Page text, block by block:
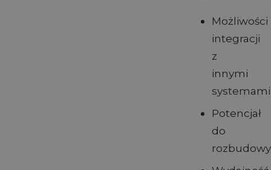
Możliwości
integracji
z
innymi
systemami
Potencjał
do
rozbudowy